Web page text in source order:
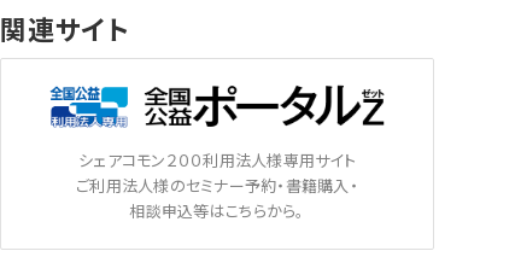
関連サイト
シェアコモン２００利用法人様専用サイト
ご利用法人様のセミナー予約・書籍購入・
相談申込等はこちらから。